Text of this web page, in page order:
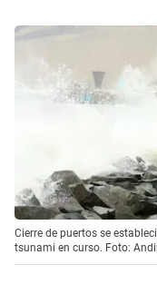
Cierre de puertos se
tsunami en curso. Foto: